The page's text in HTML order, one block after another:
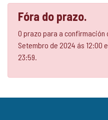
Fóra do prazo.
O prazo para a confirmación
Setembro de 2024 ás 12:00
23:59.